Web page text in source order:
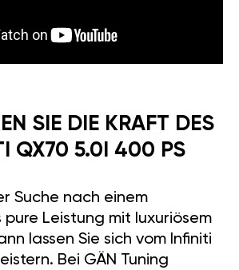
SIE DIE KRAFT DES
QX70 5.0I 400 PS
Suche nach einem
pure Leistung mit luxuriösem
lassen Sie sich vom Infiniti
Bei GÄN Tuning